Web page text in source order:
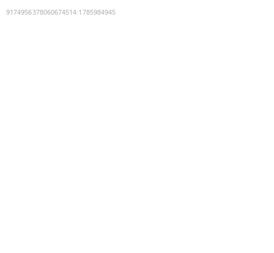
9174956378060674514:1785984945